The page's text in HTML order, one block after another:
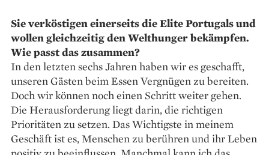
Sie verköstigen einerseits die Elite Portugals und
wollen gleichzeitig den Welthunger bekämpfen.
Wie passt das zusammen?
In den letzten sechs Jahren haben wir es geschafft,
unseren Gästen beim Essen Vergnügen zu bereiten.
Doch wir können noch einen Schritt weiter gehen.
Die Herausforderung liegt darin, die richtigen
Prioritäten zu setzen. Das Wichtigste in meinem
Geschäft ist es, Menschen zu berühren und ihr Leben